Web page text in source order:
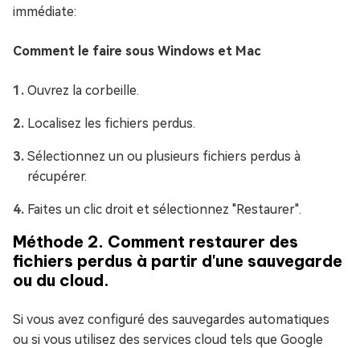
immédiate:
Comment le faire sous Windows et Mac
Ouvrez la corbeille.
Localisez les fichiers perdus.
Sélectionnez un ou plusieurs fichiers perdus à
récupérer.
Faites un clic droit et sélectionnez "Restaurer".
Méthode 2. Comment restaurer des
fichiers perdus à partir d'une sauvegarde
ou du cloud.
Si vous avez configuré des sauvegardes automatiques
ou si vous utilisez des services cloud tels que Google